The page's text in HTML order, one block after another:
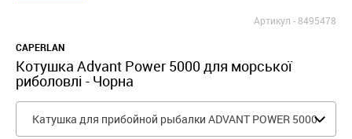
Артикул -8495478
CAPERLAN
Котушка Advant Power 5000 для морської
риболовлі - Чорна
Катушка для прибойной рыбалки ADVANT POWER 5000